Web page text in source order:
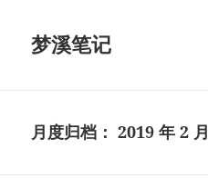
梦溪笔记
月度归档：2019 年 2 月